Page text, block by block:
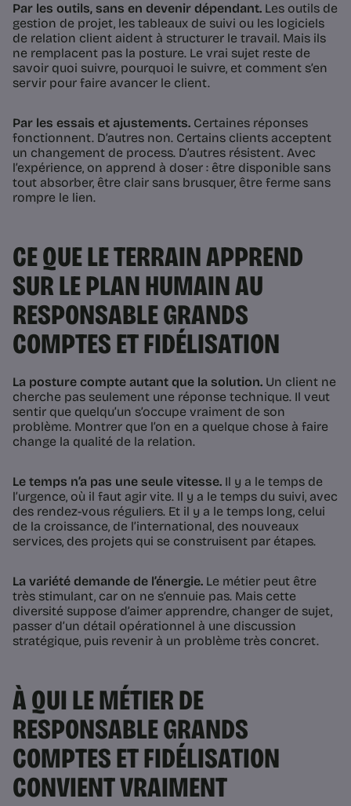
Par les outils, sans en devenir dépendant. Les outils de
gestion de projet, les tableaux de suivi ou les logiciels
de relation client aident à structurer le travail. Mais ils
ne remplacent pas la posture. Le vrai sujet reste de
savoir quoi suivre, pourquoi le suivre, et comment s’en
servir pour faire avancer le client.
Par les essais et ajustements. Certaines réponses
fonctionnent. D’autres non. Certains clients acceptent
un changement de process. D’autres résistent. Avec
l’expérience, on apprend à doser : être disponible sans
tout absorber, être clair sans brusquer, être ferme sans
rompre le lien.
CE QUE LE TERRAIN APPREND
SUR LE PLAN HUMAIN AU
RESPONSABLE GRANDS
COMPTES ET FIDÉLISATION
La posture compte autant que la solution. Un client ne
cherche pas seulement une réponse technique. Il veut
sentir que quelqu’un s’occupe vraiment de son
problème. Montrer que l’on en a quelque chose à faire
change la qualité de la relation.
Le temps n’a pas une seule vitesse. Il y a le temps de
l’urgence, où il faut agir vite. Il y a le temps du suivi, avec
des rendez-vous réguliers. Et il y a le temps long, celui
de la croissance, de l’international, des nouveaux
services, des projets qui se construisent par étapes.
La variété demande de l’énergie. Le métier peut être
très stimulant, car on ne s’ennuie pas. Mais cette
diversité suppose d’aimer apprendre, changer de sujet,
passer d’un détail opérationnel à une discussion
stratégique, puis revenir à un problème très concret.
À QUI LE MÉTIER DE
RESPONSABLE GRANDS
COMPTES ET FIDÉLISATION
CONVIENT VRAIMENT